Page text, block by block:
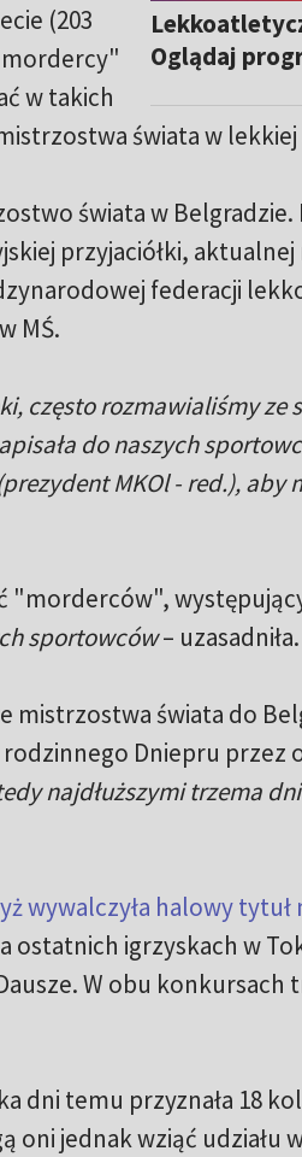
Oglądaj
(203
w takich
świata w
świata w Belgradzie.
przyjaciółki,
federacji
MŚ.
często rozmawialiśmy ze
do naszych
MKOl - red.), aby
"morderców",
sportowców– uzasadniła.
mistrzostwa świata do
Dniepru przez
najdłuższymi trzema
wywalczyła halowy
ostatnich igrzyskach w
W obu konkursach
dni temu przyznała 18
jednak wziąć udziału